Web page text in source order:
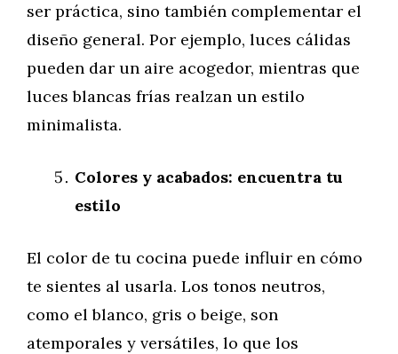
ser práctica, sino también complementar el
diseño general. Por ejemplo, luces cálidas
pueden dar un aire acogedor, mientras que
luces blancas frías realzan un estilo
minimalista.
Colores y acabados: encuentra tu
estilo
El color de tu cocina puede influir en cómo
te sientes al usarla. Los tonos neutros,
como el blanco, gris o beige, son
atemporales y versátiles, lo que los